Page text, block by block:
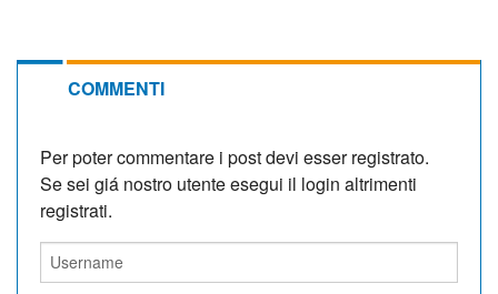
COMMENTI
Per poter commentare i post devi esser registrato.
Se sei giá nostro utente esegui il login altrimenti
registrati.